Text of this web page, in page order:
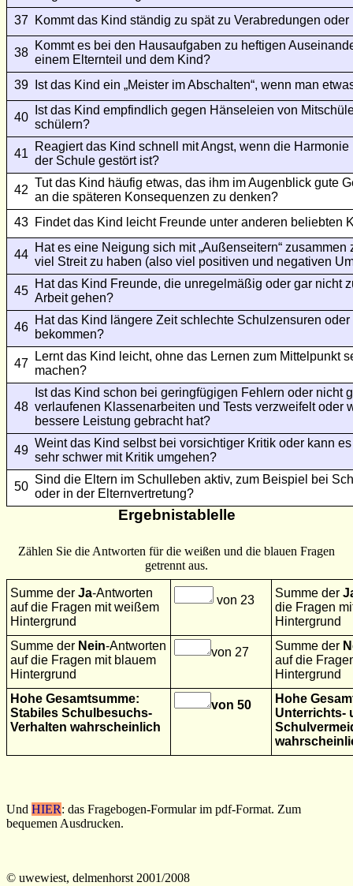
37
Kommt das Kind ständig zu spät zu Verabredungen
38
Kommt es bei den Hausaufgaben zu heftigen
einem Elternteil und dem Kind?
39
Ist das Kind ein „Meister im Abschalten“, wenn man
40
Ist das Kind empfindlich gegen Hänseleien von
schülern?
41
Reagiert das Kind schnell mit Angst, wenn die
der Schule gestört ist?
42
Tut das Kind häufig etwas, das ihm im Augenblick gute
an die späteren Konsequenzen zu denken?
43 Findet das Kind leicht Freunde unter anderen beliebten
44
Hat es eine Neigung sich mit „Außenseitern“ zusammen
viel Streit zu haben (also viel positiven und negativen
45
Hat das Kind Freunde, die unregelmäßig oder gar nicht
Arbeit gehen?
46
Hat das Kind längere Zeit schlechte Schulzensuren
bekommen?
47
Lernt das Kind leicht, ohne das Lernen zum Mittelpunkt
machen?
48
Ist das Kind schon bei geringfügigen Fehlern oder nicht
verlaufenen Klassenarbeiten und Tests verzweifelt oder
bessere Leistung gebracht hat?
49
Weint das Kind selbst bei vorsichtiger Kritik oder kann
sehr schwer mit Kritik umgehen?
50
Sind die Eltern im Schulleben aktiv, zum Beispiel bei
oder in der Elternvertretung?
Ergebnistablelle
Zählen Sie die Antworten für die weißen und die blauen Fragen
getrennt aus.
Summe derJa-Antworten
auf die Fragen mit weißem
Hintergrund
von 23
Summe der
die Fragen
Hintergrund
Summe der Nein-Antworten
auf die Fragen mit blauem
Hintergrund
von 27 Summe der
auf die
Hintergrund
Hohe Gesamtsumme:
Stabiles Schulbesuchs-
Verhalten wahrscheinlich
von 50
Hohe
Unterrichts-
Und HIER: das Fragebogen-Formular im pdf-Format. Zum
bequemen Ausdrucken.
© uwewiest, delmenhorst 2001/2008